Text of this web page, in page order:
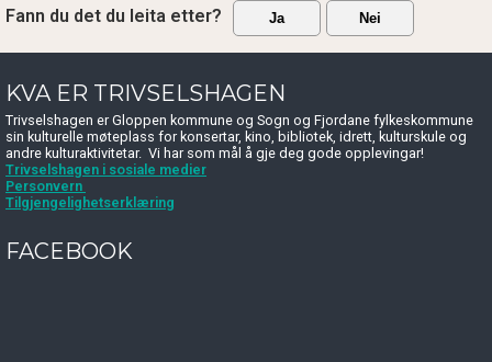
Fann du det du leita etter? Ja Nei
KVA ER TRIVSELSHAGEN
Trivselshagen er Gloppen kommune og Sogn og Fjordane fylkeskommune
sin kulturelle møteplass for konsertar, kino, bibliotek, idrett, kulturskule og
andre kulturaktivitetar. Vi har som mål å gje deg gode opplevingar!
Trivselshagen i sosiale medier
Personvern
Tilgjengelighetserklæring
FACEBOOK